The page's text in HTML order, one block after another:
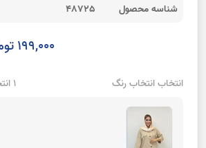
شناسه محصول 48725
199,000 تومان
انتخاب انتخاب رنگ 1 انتخاب رنگ موجود است